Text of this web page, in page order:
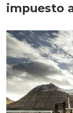
impuesto